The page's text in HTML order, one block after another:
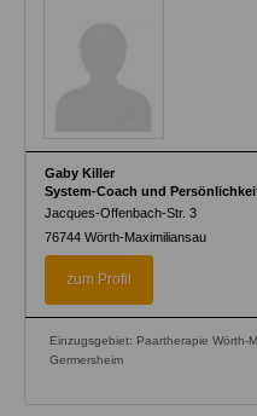
Gaby Killer
System-Coach und
Jacques-Offenbach-Str. 3
76744 Wörth-Maximiliansau
zum Profil
Einzugsgebiet: Paartherapie Wörth-
Germersheim